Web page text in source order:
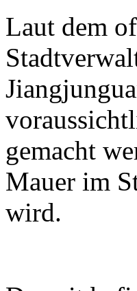
Laut dem
gemacht
Mauer im
wird.